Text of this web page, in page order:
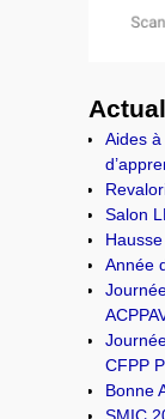
Aides
Salon
Année
CFPP
Bonne
SMIC